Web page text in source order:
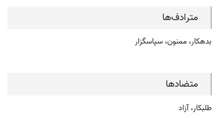
مترادف‌ها
بدهکار، ممنون، سپاسگزار
متضادها
طلبکار، آزاد